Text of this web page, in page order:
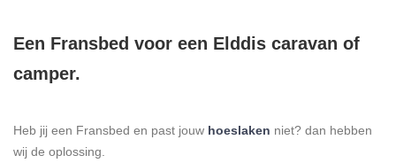
Een Fransbed voor een Elddis caravan of
camper.
Heb jij een Fransbed en past jouw hoeslaken niet? dan hebben
wij de oplossing.